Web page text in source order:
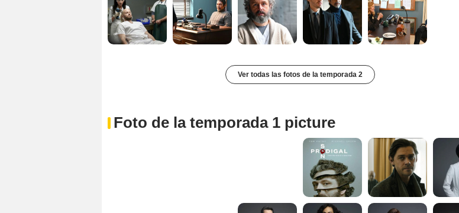
Ver todas las fotos de la temporada 2
Foto de la temporada 1 picture